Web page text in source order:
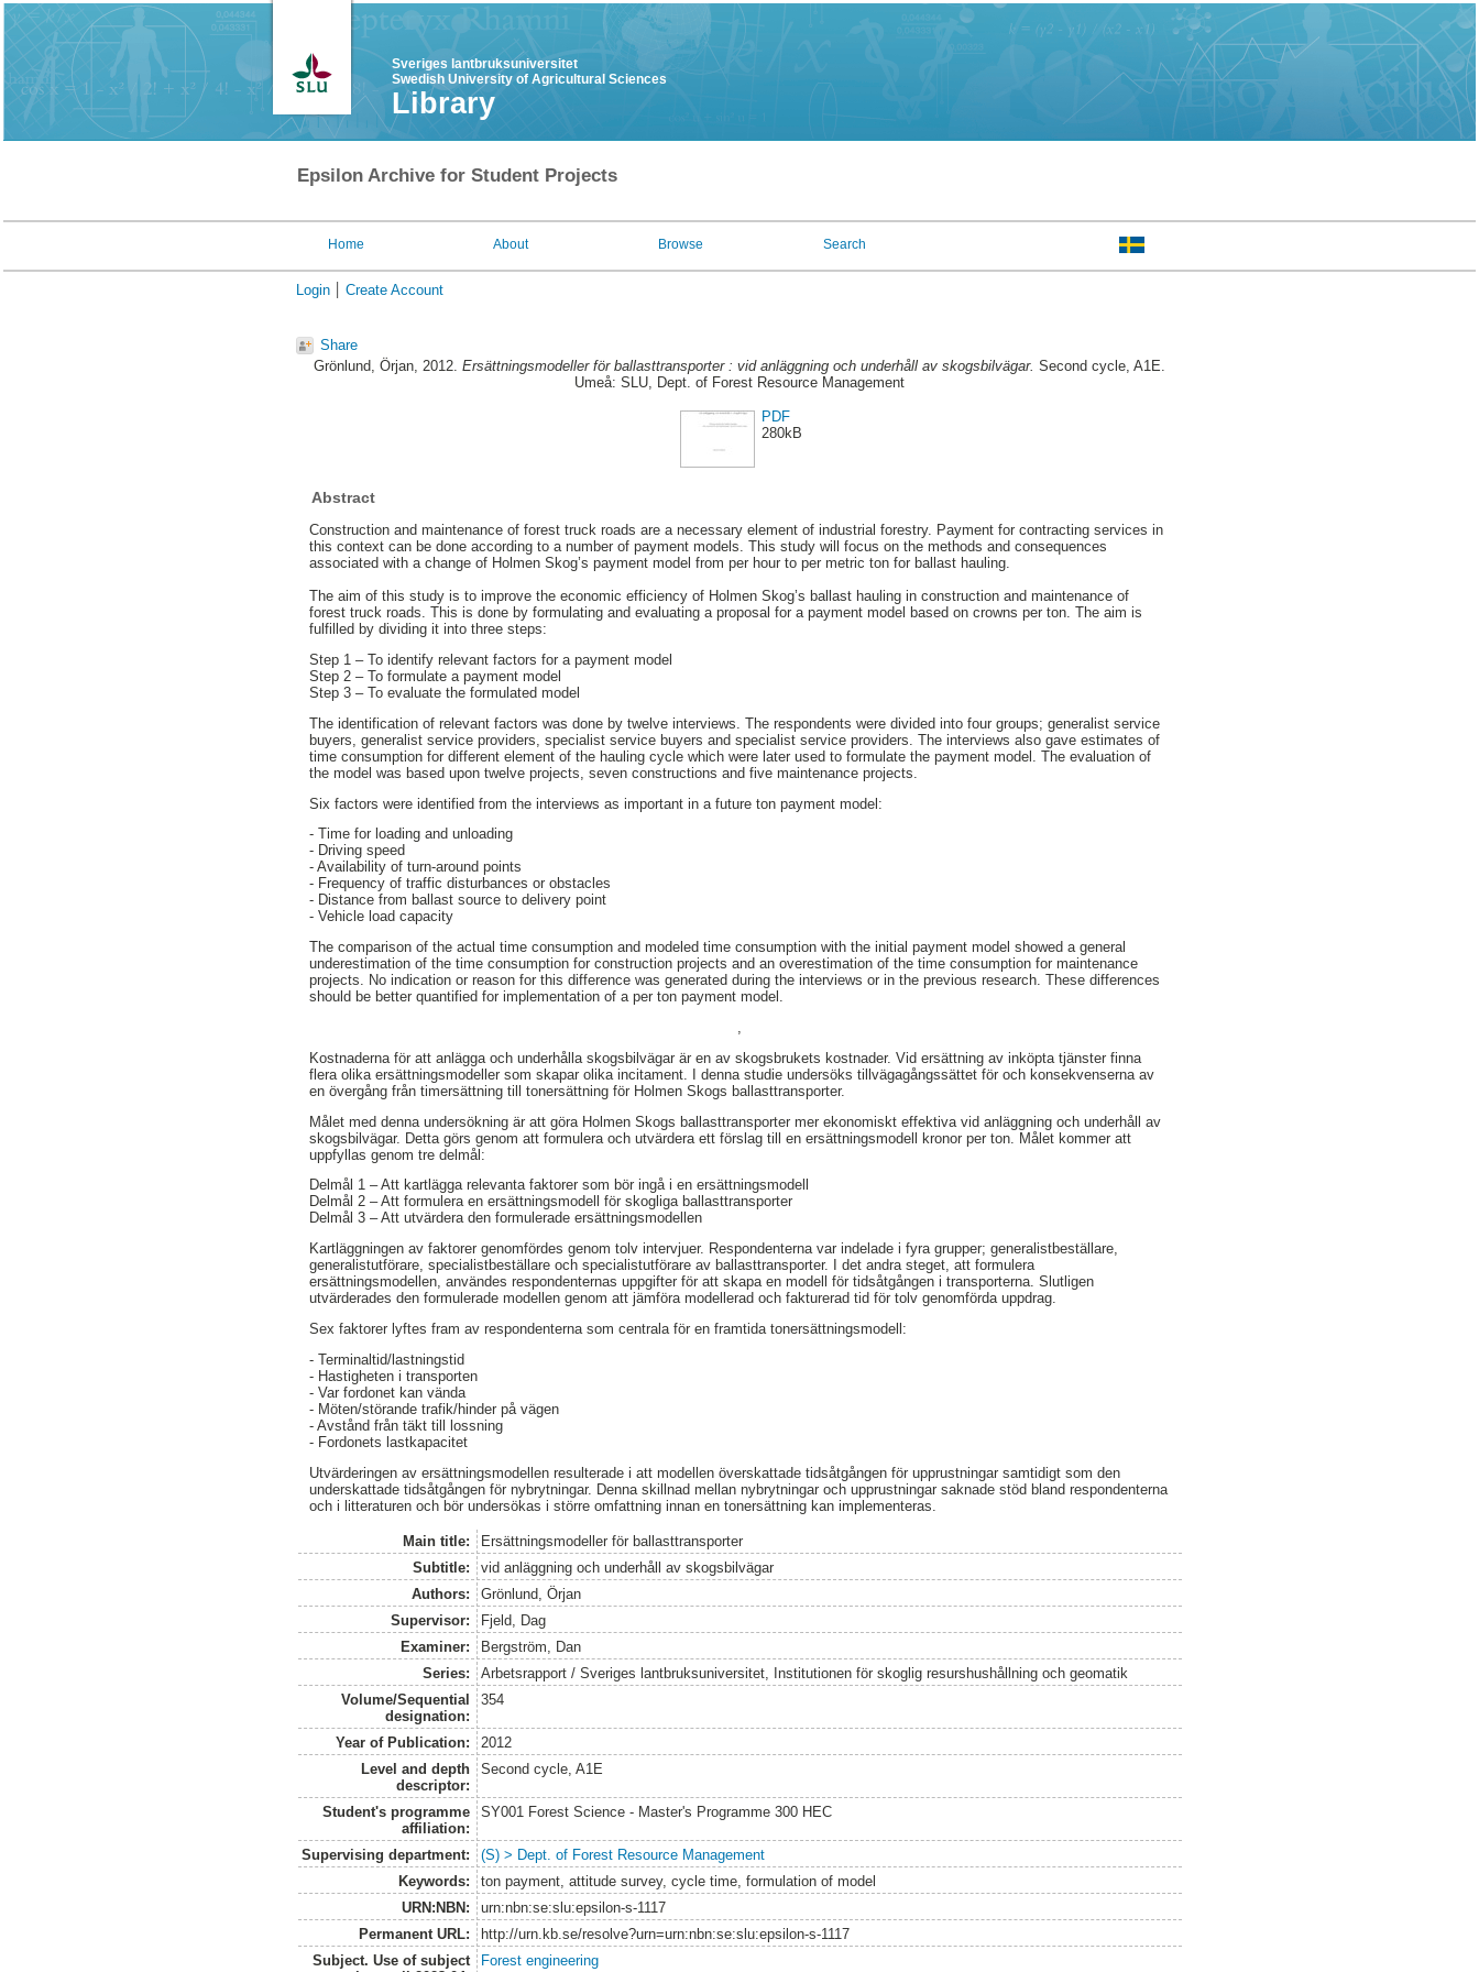
Sveriges lantbruksuniversitet
Swedish University of Agricultural Sciences
Library
Epsilon Archive for Student Projects
Home About Browse Search
Login Create Account
Share
Grönlund, Örjan, 2012. Ersättningsmodeller för ballasttransporter : vid anläggning och underhåll av skogsbilvägar. Second cycle, A1E.
Umeå: SLU, Dept. of Forest Resource Management
PDF
280kB
Abstract
Construction and maintenance of forest truck roads are a necessary element of industrial forestry. Payment for contracting services in
this context can be done according to a number of payment models. This study will focus on the methods and consequences
associated with a change of Holmen Skog’s payment model from per hour to per metric ton for ballast hauling.
The aim of this study is to improve the economic efficiency of Holmen Skog’s ballast hauling in construction and maintenance of
forest truck roads. This is done by formulating and evaluating a proposal for a payment model based on crowns per ton. The aim is
fulfilled by dividing it into three steps:
Step 1 – To identify relevant factors for a payment model
Step 2 – To formulate a payment model
Step 3 – To evaluate the formulated model
The identification of relevant factors was done by twelve interviews. The respondents were divided into four groups; generalist service
buyers, generalist service providers, specialist service buyers and specialist service providers. The interviews also gave estimates of
time consumption for different element of the hauling cycle which were later used to formulate the payment model. The evaluation of
the model was based upon twelve projects, seven constructions and five maintenance projects.
Six factors were identified from the interviews as important in a future ton payment model:
- Time for loading and unloading
- Driving speed
- Availability of turn-around points
- Frequency of traffic disturbances or obstacles
- Distance from ballast source to delivery point
- Vehicle load capacity
The comparison of the actual time consumption and modeled time consumption with the initial payment model showed a general
underestimation of the time consumption for construction projects and an overestimation of the time consumption for maintenance
projects. No indication or reason for this difference was generated during the interviews or in the previous research. These differences
should be better quantified for implementation of a per ton payment model.
Kostnaderna för att anlägga och underhålla skogsbilvägar är en av skogsbrukets kostnader. Vid ersättning av inköpta tjänster finna
flera olika ersättningsmodeller som skapar olika incitament. I denna studie undersöks tillvägagångssättet för och konsekvenserna av
en övergång från timersättning till tonersättning för Holmen Skogs ballasttransporter.
Målet med denna undersökning är att göra Holmen Skogs ballasttransporter mer ekonomiskt effektiva vid anläggning och underhåll av
skogsbilvägar. Detta görs genom att formulera och utvärdera ett förslag till en ersättningsmodell kronor per ton. Målet kommer att
uppfyllas genom tre delmål:
Delmål 1 – Att kartlägga relevanta faktorer som bör ingå i en ersättningsmodell
Delmål 2 – Att formulera en ersättningsmodell för skogliga ballasttransporter
Delmål 3 – Att utvärdera den formulerade ersättningsmodellen
Kartläggningen av faktorer genomfördes genom tolv intervjuer. Respondenterna var indelade i fyra grupper; generalistbeställare,
generalistutförare, specialistbeställare och specialistutförare av ballasttransporter. I det andra steget, att formulera
ersättningsmodellen, användes respondenternas uppgifter för att skapa en modell för tidsåtgången i transporterna. Slutligen
utvärderades den formulerade modellen genom att jämföra modellerad och fakturerad tid för tolv genomförda uppdrag.
Sex faktorer lyftes fram av respondenterna som centrala för en framtida tonersättningsmodell:
- Terminaltid/lastningstid
- Hastigheten i transporten
- Var fordonet kan vända
- Möten/störande trafik/hinder på vägen
- Avstånd från täkt till lossning
- Fordonets lastkapacitet
Utvärderingen av ersättningsmodellen resulterade i att modellen överskattade tidsåtgången för upprustningar samtidigt som den
underskattade tidsåtgången för nybrytningar. Denna skillnad mellan nybrytningar och upprustningar saknade stöd bland respondenterna
och i litteraturen och bör undersökas i större omfattning innan en tonersättning kan implementeras.
Main title:
Ersättningsmodeller för ballasttransporter
Subtitle:
vid anläggning och underhåll av skogsbilvägar
Authors:
Grönlund, Örjan
Supervisor:
Fjeld, Dag
Examiner:
Bergström, Dan
Series:
Arbetsrapport / Sveriges lantbruksuniversitet, Institutionen för skoglig resurshushållning och geomatik
Volume/Sequential
designation:
354
Year of Publication:
2012
Level and depth
descriptor:
Second cycle, A1E
Student's programme
affiliation:
SY001 Forest Science - Master's Programme 300 HEC
Supervising department:
(S) > Dept. of Forest Resource Management
Keywords:
ton payment, attitude survey, cycle time, formulation of model
URN:NBN:
urn:nbn:se:slu:epsilon-s-1117
Permanent URL:
http://urn.kb.se/resolve?urn=urn:nbn:se:slu:epsilon-s-1117
Subject. Use of subject
Forest engineering